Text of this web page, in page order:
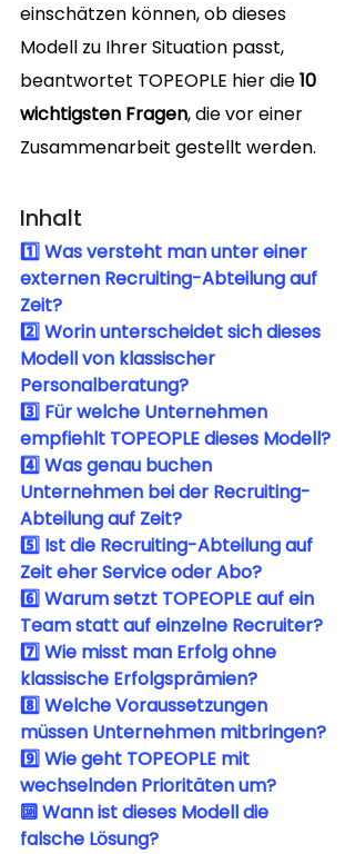
einschätzen können, ob dieses
Modell zu Ihrer Situation passt,
beantwortet TOPEOPLE hier die 10
wichtigsten Fragen, die vor einer
Zusammenarbeit gestellt werden.
Inhalt
1️⃣ Was versteht man unter einer
externen Recruiting-Abteilung auf
Zeit?
2️⃣ Worin unterscheidet sich dieses
Modell von klassischer
Personalberatung?
3️⃣ Für welche Unternehmen
empfiehlt TOPEOPLE dieses Modell?
4️⃣ Was genau buchen
Unternehmen bei der Recruiting-
Abteilung auf Zeit?
5️⃣ Ist die Recruiting-Abteilung auf
Zeit eher Service oder Abo?
6️⃣ Warum setzt TOPEOPLE auf ein
Team statt auf einzelne Recruiter?
7️⃣ Wie misst man Erfolg ohne
klassische Erfolgsprämien?
8️⃣ Welche Voraussetzungen
müssen Unternehmen mitbringen?
9️⃣ Wie geht TOPEOPLE mit
wechselnden Prioritäten um?
🔟 Wann ist dieses Modell die
falsche Lösung?